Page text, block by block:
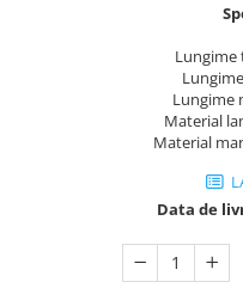
Lungime
Lungime
Material
Material
Data de